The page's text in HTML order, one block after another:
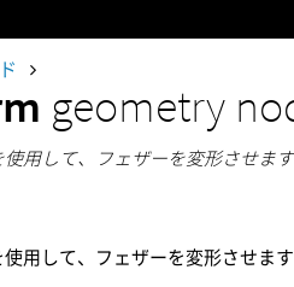
geometry
用して、フェザーを変形させま
用して、フェザーを変形させま